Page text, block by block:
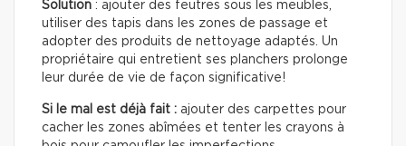
Solution : ajouter des feutres sous les meubles,
utiliser des tapis dans les zones de passage et
adopter des produits de nettoyage adaptés. Un
propriétaire qui entretient ses planchers prolonge
leur durée de vie de façon significative!
Si le mal est déjà fait : ajouter des carpettes pour
cacher les zones abîmées et tenter les crayons à